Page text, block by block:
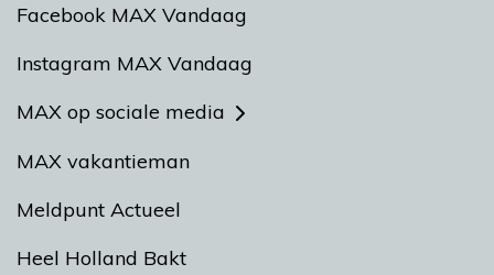
Facebook MAX Vandaag
Instagram MAX Vandaag
MAX op sociale media
MAX vakantieman
Meldpunt Actueel
Heel Holland Bakt